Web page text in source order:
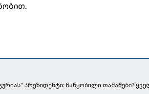
პრეზიდენტი: ჩაწყობილი თამაშები?